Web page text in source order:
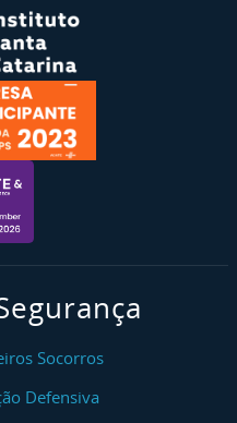
Online Este curso é
representante nomeado da
designado) de
risco 4. O grau de risco
4 Quadro I, e está
variando entre grau de
CIPA é composta por
que o curso seja
Socorros
Defensiva